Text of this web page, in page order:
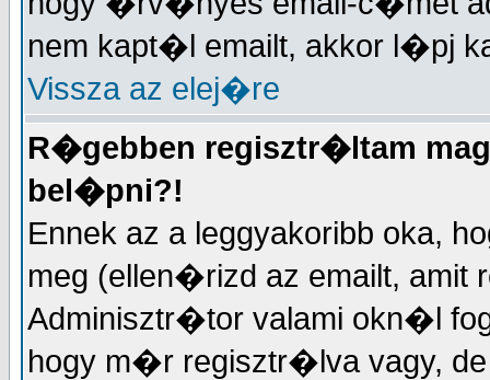
nem kapt�l emailt, akkor l�pj
Vissza az elej�re
R�gebben regisztr�ltam
bel�pni?!
Ennek az a leggyakoribb oka,
meg (ellen�rizd az emailt,
Adminisztr�tor valami okn�l
hogy m�r regisztr�lva vagy,